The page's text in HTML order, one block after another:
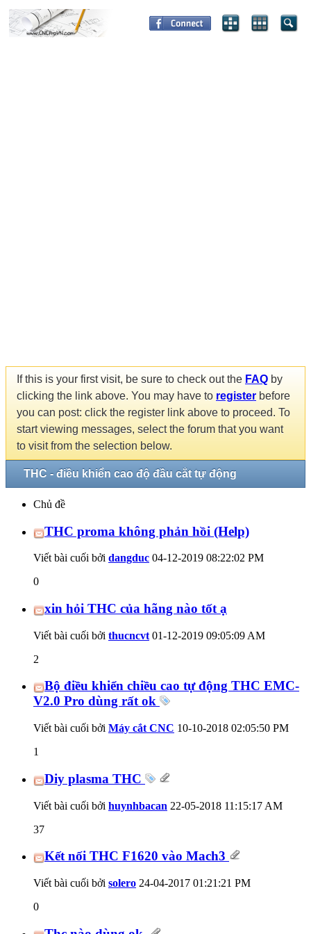
If this is your first visit, be sure to check out the FAQ by
clicking the link above. You may have to register before
you can post: click the register link above to proceed. To
start viewing messages, select the forum that you want
to visit from the selection below.
THC - điều khiển cao độ đầu cắt tự động
Chủ đề
THC proma không phản hồi (Help)
Viết bài cuối bởi dangduc 04-12-2019 08:22:02 PM
0
xin hỏi THC của hãng nào tốt ạ
Viết bài cuối bởi thucncvt 01-12-2019 09:05:09 AM
2
Bộ điều khiển chiều cao tự động THC EMC-
V2.0 Pro dùng rất ok
Viết bài cuối bởi Máy cắt CNC 10-10-2018 02:05:50 PM
1
Diy plasma THC
Viết bài cuối bởi huynhbacan 22-05-2018 11:15:17 AM
37
Kết nối THC F1620 vào Mach3
Viết bài cuối bởi solero 24-04-2017 01:21:21 PM
0